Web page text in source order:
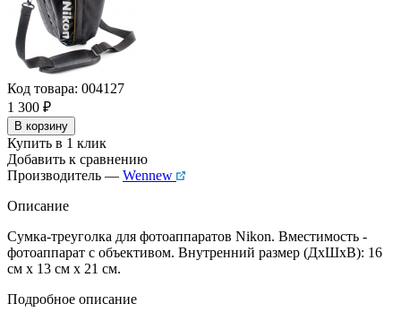
Код товара: 004127
1 300 ₽
В корзину
Купить в 1 клик
Добавить к сравнению
Производитель — Wennew
Описание
Сумка-треуголка для фотоаппаратов Nikon. Вместимость -
фотоаппарат с объективом. Внутренний размер (ДхШхВ): 16
см x 13 см x 21 см.
Подробное описание